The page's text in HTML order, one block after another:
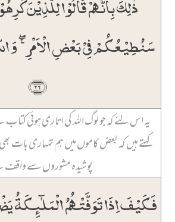
سَنُطِیۡعُکُمۡ فِیۡ بَعۡضِ الۡاَمۡرِ ۚۖ وَ
﴿۲۶﴾
یہ اس لئے کہ جو لوگ اللہ کی اتاری ہوئی
کہتے ہیں کہ بعض کاموں میں ہم تمہاری بات
پوشیدہ مشوروں سے
فَکَیۡفَ اِذَا تَوَفَّتۡہُمُ الۡمَلٰٓئِکَۃُ